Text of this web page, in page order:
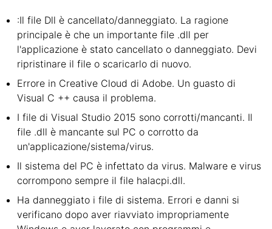
:Il file Dll è cancellato/danneggiato. La ragione
principale è che un importante file .dll per
l'applicazione è stato cancellato o danneggiato. Devi
ripristinare il file o scaricarlo di nuovo.
Errore in Creative Cloud di Adobe. Un guasto di
Visual C ++ causa il problema.
I file di Visual Studio 2015 sono corrotti/mancanti. Il
file .dll è mancante sul PC o corrotto da
un'applicazione/sistema/virus.
Il sistema del PC è infettato da virus. Malware e virus
corrompono sempre il file halacpi.dll.
Ha danneggiato i file di sistema. Errori e danni si
verificano dopo aver riavviato impropriamente